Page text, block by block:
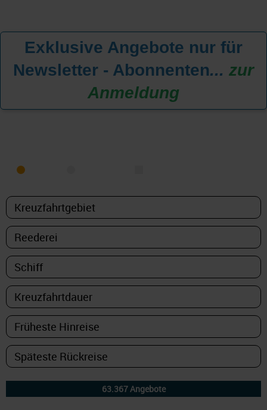
Exklusive Angebote nur für
Newsletter - Abonnenten... zur
Anmeldung